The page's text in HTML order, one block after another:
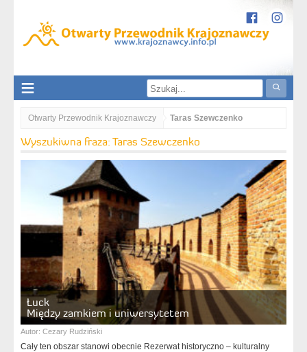
Otwarty Przewodnik Krajoznawczy Taras Szewczenko
Wyszukiwna fraza: Taras Szewczenko
Łuck
Między zamkiem i uniwersytetem
Autor: Cezary Rudziński
Cały ten obszar stanowi obecnie Rezerwat historyczno – kulturalny